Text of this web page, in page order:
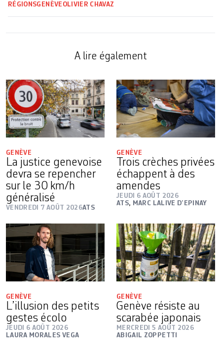
RÉGIONSGENÈVE OLIVIER CHAVAZ
A lire également
GENÈVE
La justice genevoise
devra se repencher
sur le 30 km/h
généralisé
VENDREDI 7 AOÛT 2026ATS
GENÈVE
Trois crèches privées
échappent à des
amendes
JEUDI 6 AOÛT 2026
ATS, MARC LALIVE D’EPINAY
GENÈVE
L’illusion des petits
gestes écolo
JEUDI 6 AOÛT 2026
LAURA MORALES VEGA
GENÈVE
Genève résiste au
scarabée japonais
MERCREDI 5 AOÛT 2026
ABIGAIL ZOPPETTI